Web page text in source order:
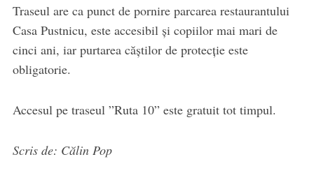
Traseul are ca punct de pornire parcarea restaurantului
Casa Pustnicu, este accesibil și copiilor mai mari de
cinci ani, iar purtarea căștilor de protecție este
obligatorie.
Accesul pe traseul ”Ruta 10” este gratuit tot timpul.
Scris de: Călin Pop